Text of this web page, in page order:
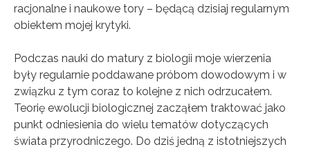
racjonalne i naukowe tory – będącą dzisiaj regularnym
obiektem mojej krytyki.
Podczas nauki do matury z biologii moje wierzenia
były regularnie poddawane próbom dowodowym i w
związku z tym coraz to kolejne z nich odrzucałem.
Teorię ewolucji biologicznej zacząłem traktować jako
punkt odniesienia do wielu tematów dotyczących
świata przyrodniczego. Do dziś jedną z istotniejszych